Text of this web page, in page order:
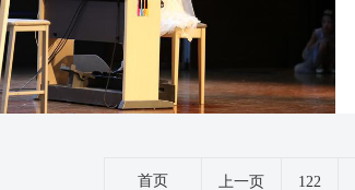
首页 上一页 122